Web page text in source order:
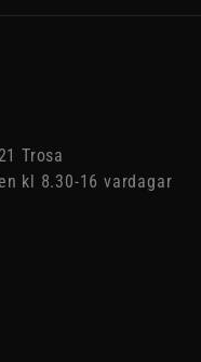
Trosa
kl 8.30-16 vardagar